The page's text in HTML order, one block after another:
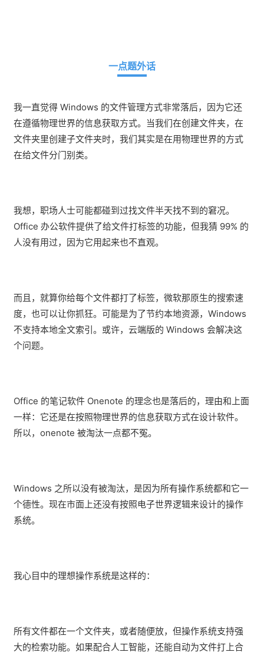
一点题外话
我一直觉得 Windows 的文件管理方式非常落后，因为它还
在遵循物理世界的信息获取方式。当我们在创建文件夹，在
文件夹里创建子文件夹时，我们其实是在用物理世界的方式
在给文件分门别类。
我想，职场人士可能都碰到过找文件半天找不到的窘况。
Office 办公软件提供了给文件打标签的功能，但我猜 99% 的
人没有用过，因为它用起来也不直观。
而且，就算你给每个文件都打了标签，微软那原生的搜索速
度，也可以让你抓狂。可能是为了节约本地资源，Windows
不支持本地全文索引。或许，云端版的 Windows 会解决这
个问题。
Office 的笔记软件 Onenote 的理念也是落后的，理由和上面
一样：它还是在按照物理世界的信息获取方式在设计软件。
所以，onenote 被淘汰一点都不冤。
Windows 之所以没有被淘汰，是因为所有操作系统都和它一
个德性。现在市面上还没有按照电子世界逻辑来设计的操作
系统。
我心目中的理想操作系统是这样的：
所有文件都在一个文件夹，或者随便放，但操作系统支持强
大的检索功能。如果配合人工智能，还能自动为文件打上合